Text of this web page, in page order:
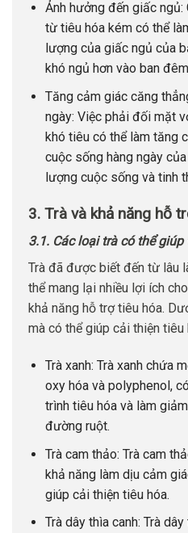
Ảnh hưởng đến giấc
từ tiêu hóa kém có thể
lượng của giấc ngủ của
khó ngủ hơn vào ban
Tăng cảm giác căng
ngày: Việc phải đối mặt
khó tiêu có thể làm tăng
cuộc sống hàng ngày
lượng cuộc sống và tinh
3. Trà và khả năng hỗ
3.1. Các loại trà có thể
Trà đã được biết đến từ lâu
thể mang lại nhiều lợi ích
khả năng hỗ trợ tiêu hóa.
mà có thể giúp cải thiện tiêu
Trà xanh: Trà xanh chứa
oxy hóa và polyphenol,
trình tiêu hóa và làm
đường ruột.
Trà cam thảo: Trà cam
khả năng làm dịu cảm
giúp cải thiện tiêu hóa.
Trà dây thìa canh: Trà